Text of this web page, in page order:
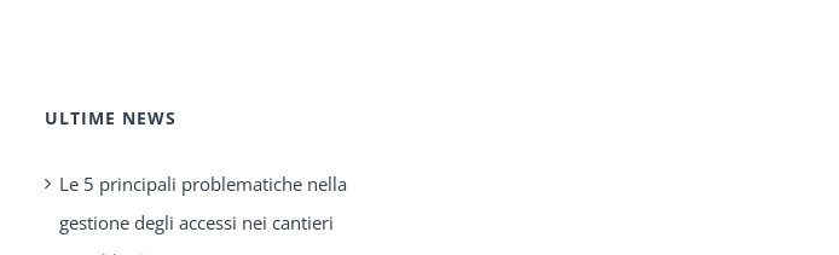
ULTIME NEWS
Le 5 principali problematiche nella
gestione degli accessi nei cantieri